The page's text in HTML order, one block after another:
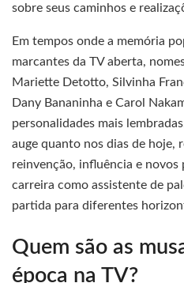
sobre seus caminhos e
Em tempos onde a memória
marcantes da TV aberta,
Mariette Detotto, Silvinha
Dany Bananinha e Carol
personalidades mais
auge quanto nos dias de hoje,
reinvenção, influência e
carreira como assistente de
partida para diferentes
Quem são as
época na TV?